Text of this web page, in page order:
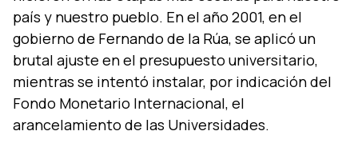
país y nuestro pueblo. En el año 2001, en el
gobierno de Fernando de la Rúa, se aplicó un
brutal ajuste en el presupuesto universitario,
mientras se intentó instalar, por indicación del
Fondo Monetario Internacional, el
arancelamiento de las Universidades.